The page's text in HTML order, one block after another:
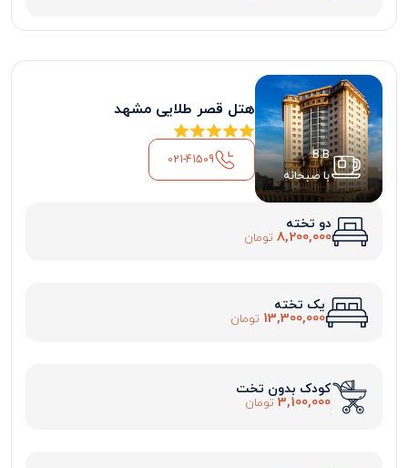
B.B
با صبحانه
هتل قصر طلایی مشهد
021-41509
دو تخته
8,200,000 تومان
یک تخته
13,300,000 تومان
کودک بدون تخت
3,100,000 تومان